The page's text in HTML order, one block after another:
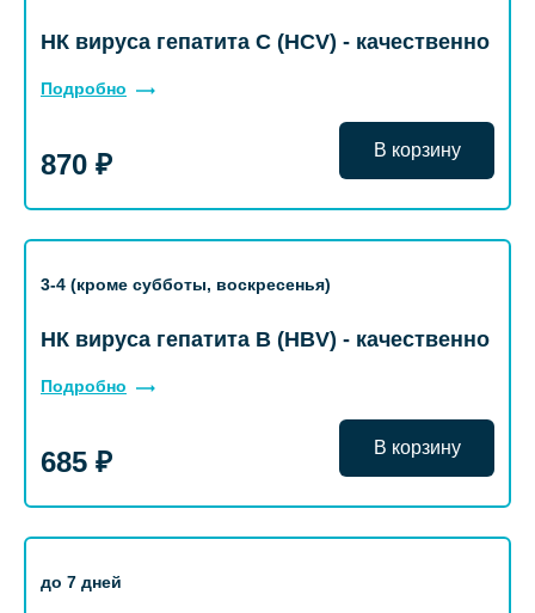
НК вируса гепатита С (HCV) - качественно
Подробно
870 ₽ В корзину
3-4 (кроме субботы, воскресенья)
НК вируса гепатита В (HBV) - качественно
Подробно
685 ₽ В корзину
до 7 дней